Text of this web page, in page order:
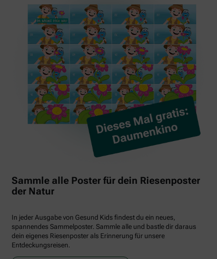
Sammle alle Poster für dein Riesenposter
der Natur
In jeder Ausgabe von Gesund Kids findest du ein neues,
spannendes Sammelposter. Sammle alle und bastle dir daraus
dein eigenes Riesenposter als Erinnerung für unsere
Entdeckungsreisen.